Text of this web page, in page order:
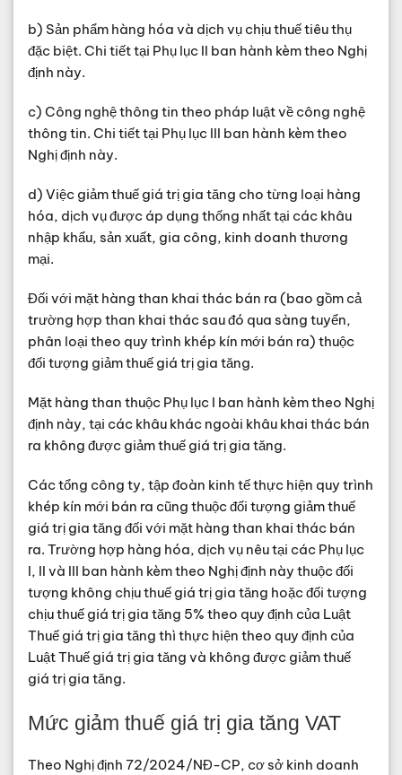
b) Sản phẩm hàng hóa và dịch vụ chịu thuế tiêu thụ
đặc biệt. Chi tiết tại Phụ lục II ban hành kèm theo Nghị
định này.
c) Công nghệ thông tin theo pháp luật về công nghệ
thông tin. Chi tiết tại Phụ lục III ban hành kèm theo
Nghị định này.
d) Việc giảm thuế giá trị gia tăng cho từng loại hàng
hóa, dịch vụ được áp dụng thống nhất tại các khâu
nhập khẩu, sản xuất, gia công, kinh doanh thương
mại.
Đối với mặt hàng than khai thác bán ra (bao gồm cả
trường hợp than khai thác sau đó qua sàng tuyển,
phân loại theo quy trình khép kín mới bán ra) thuộc
đối tượng giảm thuế giá trị gia tăng.
Mặt hàng than thuộc Phụ lục I ban hành kèm theo Nghị
định này, tại các khâu khác ngoài khâu khai thác bán
ra không được giảm thuế giá trị gia tăng.
Các tổng công ty, tập đoàn kinh tế thực hiện quy trình
khép kín mới bán ra cũng thuộc đối tượng giảm thuế
giá trị gia tăng đối với mặt hàng than khai thác bán
ra. Trường hợp hàng hóa, dịch vụ nêu tại các Phụ lục
I, II và III ban hành kèm theo Nghị định này thuộc đối
tượng không chịu thuế giá trị gia tăng hoặc đối tượng
chịu thuế giá trị gia tăng 5% theo quy định của Luật
Thuế giá trị gia tăng thì thực hiện theo quy định của
Luật Thuế giá trị gia tăng và không được giảm thuế
giá trị gia tăng.
Mức giảm thuế giá trị gia tăng VAT
Theo Nghị định 72/2024/NĐ-CP, cơ sở kinh doanh